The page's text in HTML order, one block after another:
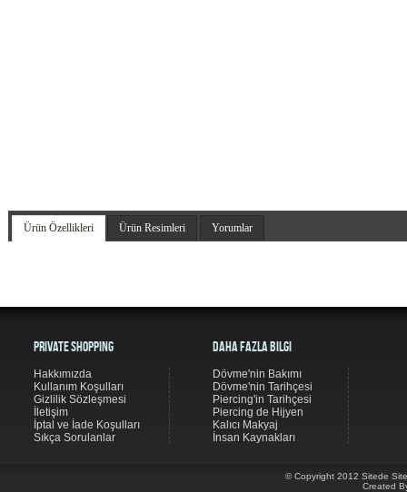
Ürün Özellikleri Ürün Resimleri Yorumlar
Private Shopping
Hakkımızda
Kullanım Koşulları
Gizlilik Sözleşmesi
İletişim
İptal ve İade Koşulları
Sıkça Sorulanlar
© Copyright 2012 Sitede
Created
Daha Fazla Bilgi
Dövme'nin Bakımı
Dövme'nin Tarihçesi
Piercing'in Tarihçesi
Piercing de Hijyen
Kalıcı Makyaj
İnsan Kaynakları